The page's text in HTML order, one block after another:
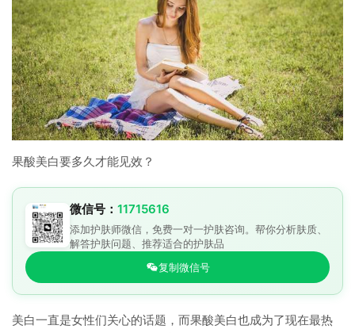
果酸美白要多久才能见效？
微信号： 11715616
添加护肤师微信，免费一对一护肤咨询。帮你分析肤质、
解答护肤问题、推荐适合的护肤品
复制微信号
美白一直是女性们关心的话题，而果酸美白也成为了现在最热